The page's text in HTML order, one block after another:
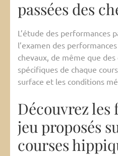
passées des
L’étude des performances
l’examen des
chevaux, de même que des
spécifiques de chaque
surface et les conditions
Découvrez les
jeu proposés
courses